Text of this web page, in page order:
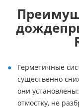
Герметичные
существенно
они
отмостку, не